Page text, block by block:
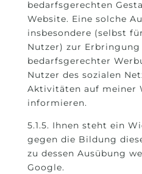
bedarfsgerechten
Website. Eine solche
insbesondere (selbst
Nutzer) zur Erbringung
bedarfsgerechter
Nutzer des sozialen
Aktivitäten auf meiner
informieren.
5.1.5. Ihnen steht ein
gegen die Bildung
zu dessen Ausübung
Google.